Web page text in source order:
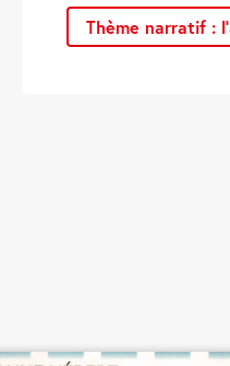
Thème narratif :